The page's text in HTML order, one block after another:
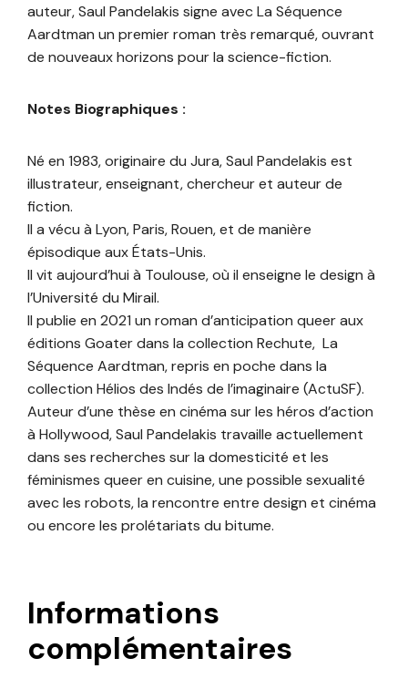
auteur, Saul Pandelakis signe avec La Séquence
Aardtman un premier roman très remarqué, ouvrant
de nouveaux horizons pour la science-fiction.
Notes Biographiques :
Né en 1983, originaire du Jura, Saul Pandelakis est
illustrateur, enseignant, chercheur et auteur de
fiction.
Il a vécu à Lyon, Paris, Rouen, et de manière
épisodique aux États-Unis.
Il vit aujourd’hui à Toulouse, où il enseigne le design à
l’Université du Mirail.
Il publie en 2021 un roman d’anticipation queer aux
éditions Goater dans la collection Rechute, La
Séquence Aardtman, repris en poche dans la
collection Hélios des Indés de l’imaginaire (ActuSF).
Auteur d’une thèse en cinéma sur les héros d’action
à Hollywood, Saul Pandelakis travaille actuellement
dans ses recherches sur la domesticité et les
féminismes queer en cuisine, une possible sexualité
avec les robots, la rencontre entre design et cinéma
ou encore les prolétariats du bitume.
Informations
complémentaires